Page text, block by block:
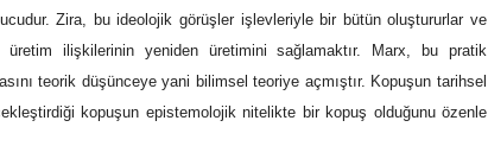
Zira, bu ideolojik görüşler işlevleriyle bir bütün oluştururlar ve
ilişkilerinin yeniden üretimini sağlamaktır. Marx, bu pratik
teorik düşünceye yani bilimsel teoriye açmıştır. Kopuşun tarihsel
kopuşun epistemolojik nitelikte bir kopuş olduğunu özenle